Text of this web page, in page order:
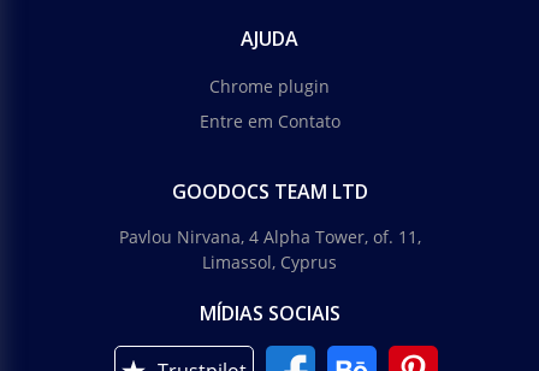
AJUDA
Chrome plugin
Entre em Contato
GOODOCS TEAM LTD
Pavlou Nirvana, 4 Alpha Tower, of. 11,
Limassol, Cyprus
MÍDIAS SOCIAIS